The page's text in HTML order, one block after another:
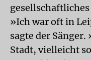
»Ich war oft in
sagte der
Stadt, vielleicht